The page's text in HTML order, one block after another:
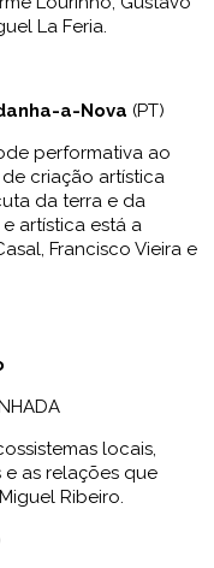
La Feria.
a-Nova (PT)
performativa ao
criação artística
da terra e da
artística está a
Francisco Vieira e
locais,
as relações que
Ribeiro.